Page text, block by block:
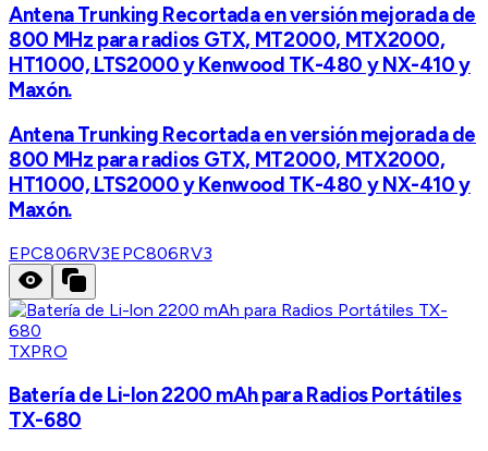
Antena Trunking Recortada en versión mejorada de
800 MHz para radios GTX, MT2000, MTX2000,
HT1000, LTS2000 y Kenwood TK-480 y NX-410 y
Maxón.
Antena Trunking Recortada en versión mejorada de
800 MHz para radios GTX, MT2000, MTX2000,
HT1000, LTS2000 y Kenwood TK-480 y NX-410 y
Maxón.
EPC806RV3EPC806RV3
TXPRO
Batería de Li-lon 2200 mAh para Radios Portátiles
TX-680